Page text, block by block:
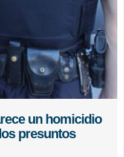
un homicidio
presuntos